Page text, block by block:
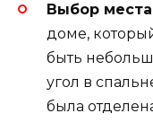
Выбор
доме,
быть
угол в
была